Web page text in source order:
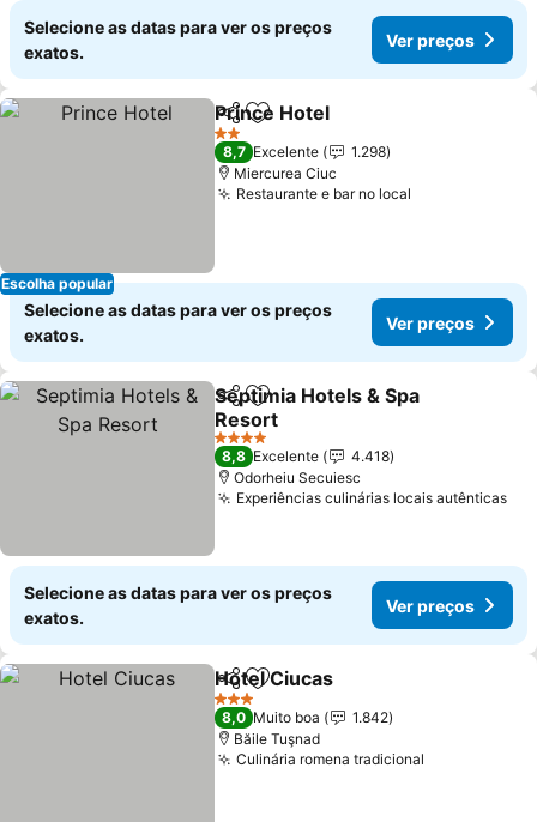
Selecione as datas para ver os preços
exatos.
Ver preços
Escolha popular
PartilharAdicionar aos favoritos
Prince Hotel
2 Estrelas
8,7 Excelente
1.298
Miercurea Ciuc
Restaurante e bar no local
Selecione as datas para ver os preços
exatos.
Ver preços
PartilharAdicionar aos favoritos
Septimia Hotels & Spa
Resort
4 Estrelas
8,8 Excelente
4.418
Odorheiu Secuiesc
Experiências culinárias locais autênticas
Selecione as datas para ver os preços
exatos.
Ver preços
PartilharAdicionar aos favoritos
Hotel Ciucas
3 Estrelas
8,0 Muito boa
1.842
Băile Tuşnad
Culinária romena tradicional